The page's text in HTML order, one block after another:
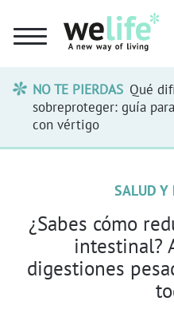
NO TE PIERDAS Qué
sobreproteger: guía
con vértigo
SALUD Y
¿Sabes cómo
intestinal?
digestiones